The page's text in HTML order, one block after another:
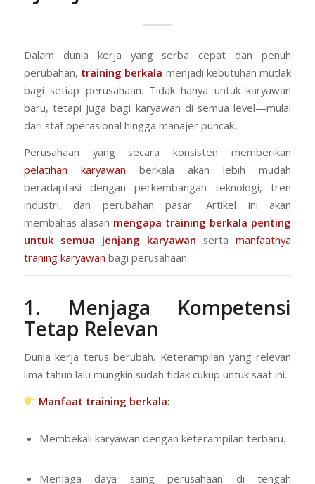
Dalam dunia kerja yang serba cepat dan penuh
perubahan, training berkala menjadi kebutuhan mutlak
bagi setiap perusahaan. Tidak hanya untuk karyawan
baru, tetapi juga bagi karyawan di semua level—mulai
dari staf operasional hingga manajer puncak.
Perusahaan yang secara konsisten memberikan
pelatihan karyawan berkala akan lebih mudah
beradaptasi dengan perkembangan teknologi, tren
industri, dan perubahan pasar. Artikel ini akan
membahas alasan mengapa training berkala penting
untuk semua jenjang karyawan sertamanfaatnya
traning karyawan bagi perusahaan.
1. Menjaga Kompetensi
Tetap Relevan
Dunia kerja terus berubah. Keterampilan yang relevan
lima tahun lalu mungkin sudah tidak cukup untuk saat ini.
Manfaat training berkala:
Membekali karyawan dengan keterampilan terbaru.
Menjaga daya saing perusahaan di tengah